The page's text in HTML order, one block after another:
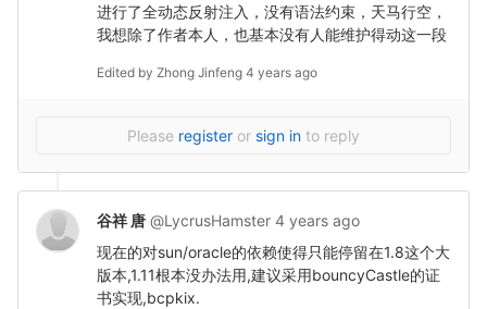
进行了全动态反射注入，没有语法约束，天马行空，
我想除了作者本人，也基本没有人能维护得动这一段
Edited by Zhong Jinfeng 4 years ago
Please register or sign in to reply
谷祥 唐 @LycrusHamster 4 years ago
现在的对sun/oracle的依赖使得只能停留在1.8这个大
版本,1.11根本没办法用,建议采用bouncyCastle的证
书实现,bcpkix.